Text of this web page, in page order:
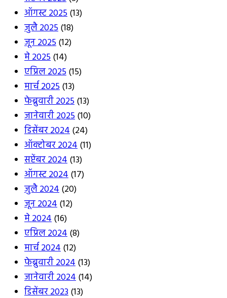
ऑगस्ट 2025(13)
जुलै 2025(18)
जून 2025(12)
मे 2025(14)
एप्रिल 2025(15)
मार्च 2025(13)
फेब्रुवारी 2025(13)
जानेवारी 2025(10)
डिसेंबर 2024(24)
ऑक्टोबर 2024(11)
सप्टेंबर 2024(13)
ऑगस्ट 2024(17)
जुलै 2024(20)
जून 2024(12)
मे 2024(16)
एप्रिल 2024(8)
मार्च 2024(12)
फेब्रुवारी 2024(13)
जानेवारी 2024(14)
डिसेंबर 2023(13)